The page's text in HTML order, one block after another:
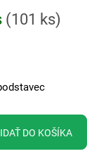
(101 ks)
DO KOŠÍKA